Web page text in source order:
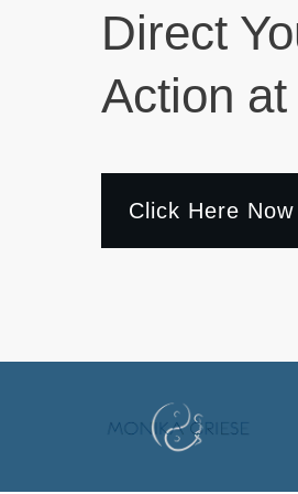
Direct
Action
Click Here Now